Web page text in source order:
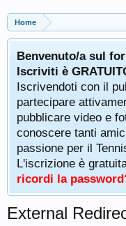
Home
Benvenuto/a sul
Iscriviti è
Iscrivendoti con il
partecipare
pubblicare video e
conoscere tanti
passione per il
L'iscrizione è
ricordi la
External